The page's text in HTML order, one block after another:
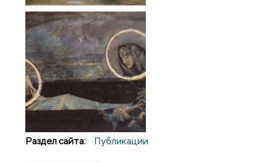
Раздел сайта: Публикации